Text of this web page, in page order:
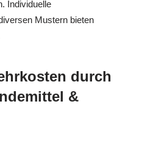
Individuelle
Mustern bieten
durch
&